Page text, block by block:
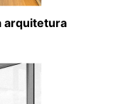
arquitetura